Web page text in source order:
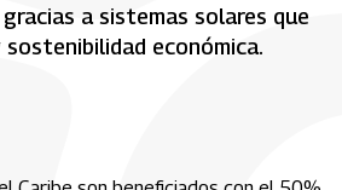
a sistemas solares que
económica.